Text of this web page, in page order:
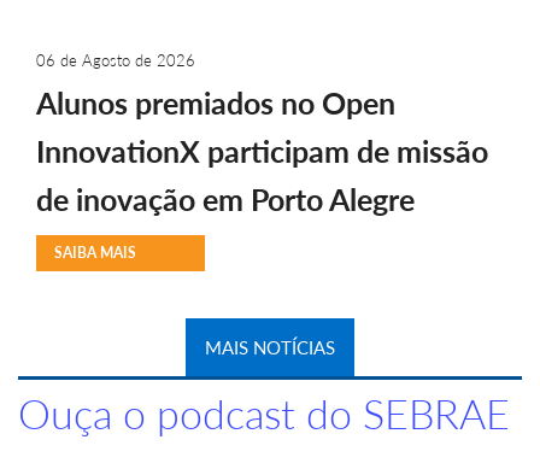
06 de Agosto de 2026
Alunos premiados no Open
InnovationX participam de missão
de inovação em Porto Alegre
SAIBA MAIS
MAIS NOTÍCIAS
Ouça o podcast do SEBRAE